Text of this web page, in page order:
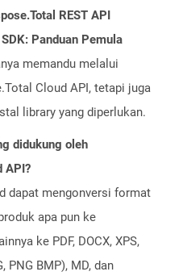
REST API
Panduan Pemula
memandu melalui
Cloud API, tetapi juga
library yang diperlukan.
didukung oleh
API?
dapat mengonversi format
apa pun ke
ke PDF, DOCX, XPS,
PNG BMP), MD, dan